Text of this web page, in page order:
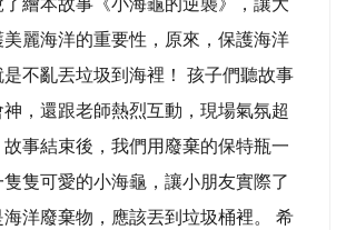
麗海洋的重要性，原來，保護海洋
不亂丟垃圾到海裡！ 孩子們聽故事
，還跟老師熱烈互動，現場氣氛超
事結束後，我們用廢棄的保特瓶一
隻可愛的小海龜，讓小朋友實際了
洋廢棄物，應該丟到垃圾桶裡。 希